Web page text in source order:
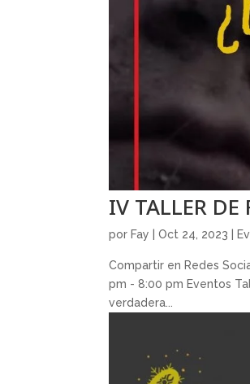
IV TALLER
por Fay |Oct 24, 2023
Compartir en Redes
pm - 8:00 pm Eventos
verdadera...